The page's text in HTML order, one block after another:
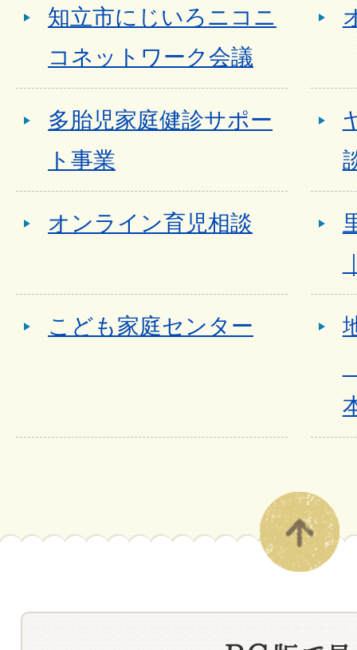
知立市にじいろニコニ
コネットワーク会議
多胎児家庭健診サポー
ト事業
オンライン育児相談
こども家庭センター